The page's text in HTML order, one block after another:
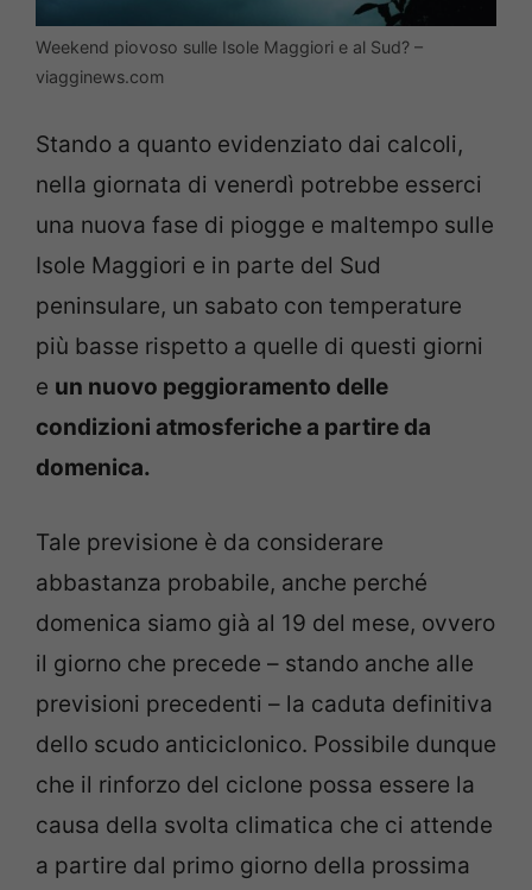
Weekend piovoso sulle Isole Maggiori e al Sud? –
viagginews.com
Stando a quanto evidenziato dai calcoli,
nella giornata di venerdì potrebbe esserci
una nuova fase di piogge e maltempo sulle
Isole Maggiori e in parte del Sud
peninsulare, un sabato con temperature
più basse rispetto a quelle di questi giorni
e un nuovo peggioramento delle
condizioni atmosferiche a partire da
domenica.
Tale previsione è da considerare
abbastanza probabile, anche perché
domenica siamo già al 19 del mese, ovvero
il giorno che precede – stando anche alle
previsioni precedenti – la caduta definitiva
dello scudo anticiclonico. Possibile dunque
che il rinforzo del ciclone possa essere la
causa della svolta climatica che ci attende
a partire dal primo giorno della prossima